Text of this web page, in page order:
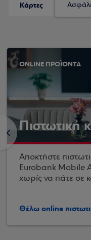
Κάρτες
<
ONLINE ΠΡΟΪΌΝΤΑ
Πιστωτική
Αποκτήστε
Eurobank Mobile
χωρίς να πάτε σε
Θέλω online